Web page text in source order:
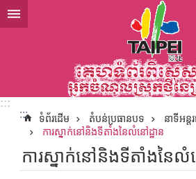
ទៅកាន់មាតិកាប្លុកមាតិកាសំខាន់
:::
:::
ទំព័រដើម តំបន់ប្រធានបទ
នាទីអន្ត
ការស្នាក់នៅនិងទីតាំងនៃលំនៅដ្ឋាន
ការស្នាក់នៅនិងទីតាំងនៃលំ